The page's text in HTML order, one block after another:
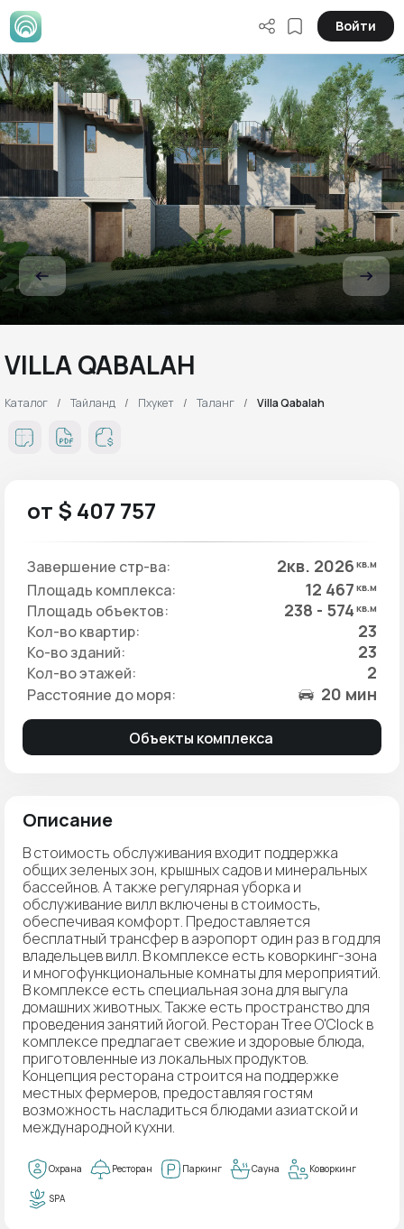
Войти
VILLA QABALAH
Каталог Тайланд Пхукет Таланг Villa Qabalah
Описание
В стоимость обслуживания входит поддержка
общих зеленых зон, крышных садов и минеральных
бассейнов. А также регулярная уборка и
обслуживание вилл включены в стоимость,
обеспечивая комфорт. Предоставляется
бесплатный трансфер в аэропорт один раз в год для
владельцев вилл. В комплексе есть коворкинг-зона
и многофункциональные комнаты для мероприятий.
В комплексе есть специальная зона для выгула
домашних животных. Также есть пространство для
проведения занятий йогой. Ресторан Tree O'Clock в
комплексе предлагает свежие и здоровые блюда,
приготовленные из локальных продуктов.
Концепция ресторана строится на поддержке
местных фермеров, предоставляя гостям
возможность насладиться блюдами азиатской и
международной кухни.
Охрана Ресторан Паркинг Сауна Коворкинг
SPA
от $ 407 757
Завершение стр-ва: 2кв. 2026 кв.м
Площадь комплекса: 12 467 кв.м
Площадь объектов: 238 - 574 кв.м
Кол-во квартир: 23
Ко-во зданий: 23
Кол-во этажей: 2
Расстояние до моря: 20 мин
Объекты комплекса